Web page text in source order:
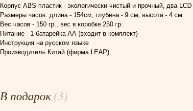
Корпус ABS пластик - экологически чистый и прочный, два
Размеры часов: длина - 154см, глубина - 9 см, высота - 4 см
Вес часов - 150 гр., вес в коробке 250 гр.
Питание - 1 батарейка АА (входит в комплект)
Инструкция на русском языке
Производитель Китай (фирма LEAP)
В подарок(3)